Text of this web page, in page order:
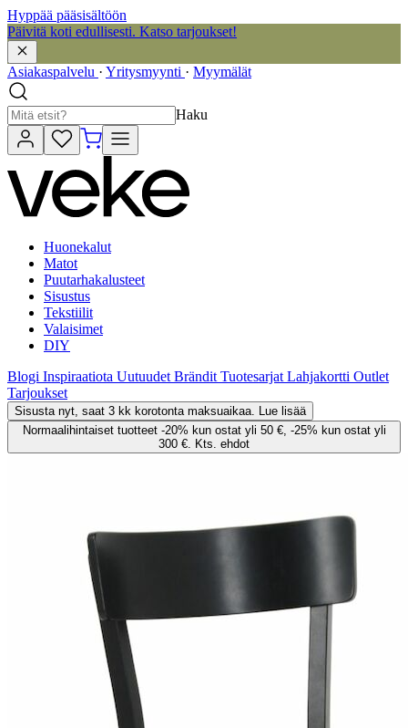
Hyppää pääsisältöön
Päivitä koti edullisesti. Katso tarjoukset!
Asiakaspalvelu · Yritysmyynti · Myymälät
Haku
Huonekalut
Matot
Puutarhakalusteet
Sisustus
Tekstiilit
Valaisimet
DIY
Blogi Inspiraatiota Uutuudet Brändit Tuotesarjat Lahjakortti Outlet
Tarjoukset
Sisusta nyt, saat 3 kk korotonta maksuaikaa. Lue lisää
Normaalihintaiset tuotteet -20% kun ostat yli 50 €, -25% kun ostat yli
300 €. Kts. ehdot